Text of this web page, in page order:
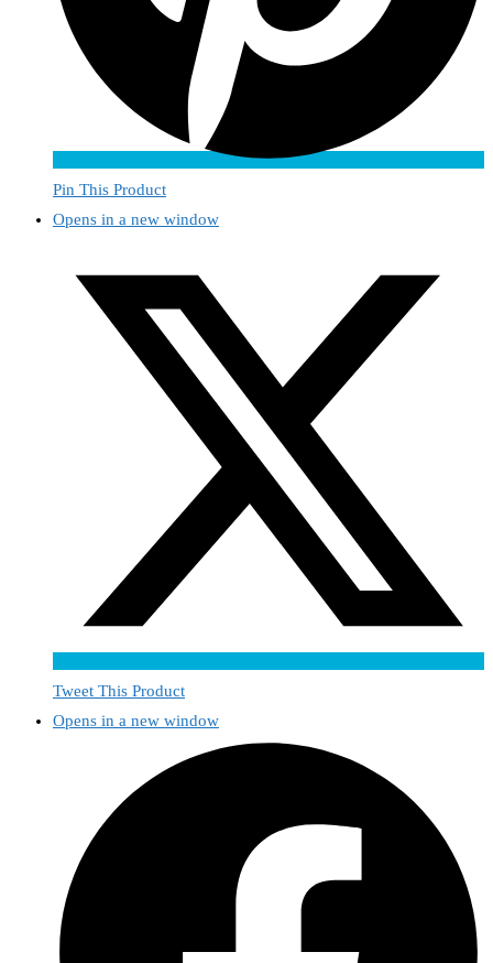
Pin This Product
Opens in a new window
Tweet This Product
Opens in a new window